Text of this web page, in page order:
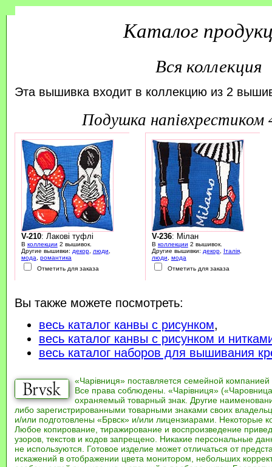
Каталог
Вся коллекция
Эта вышивка входит в коллекцию из 2
подушка
V-210: Лакові туфлі
В коллекции 2 вышивок.
Другие вышивки: декор, люди
мода
романтика
Отметить для заказа
V-236: Мілан
В коллекции 2 вышивок.
Другие вышивки: декор, Італія,
люди
мода
Отметить для заказа
Вы также можете посмотреть:
весь каталог канвы с рисунком,
весь каталог канвы с рисунком и
весь каталог наборов для вышивания
«Чарівниця» поставляется семейной компанией
Все права соблюдены. «Чарівниця»
охраняемый товарный знак. Другие
либо зарегистрированными товарными знаками своих
и/или подготовлены «Брвск» и/или лицензиарами. Некоторые
Любое копирование, тиражирование и воспроизведение
узоров, текстов и кодов запрещено. Никакие персональные
не используются. Готовое изделие может отличаться от
искажений в отображении цвета монитором, небольших